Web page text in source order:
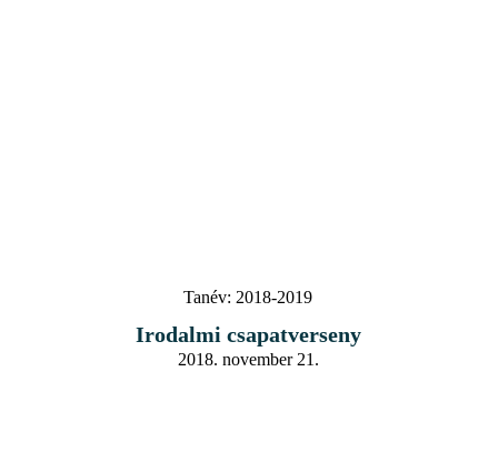
Tanév: 2018-2019
Irodalmi csapatverseny
2018. november 21.